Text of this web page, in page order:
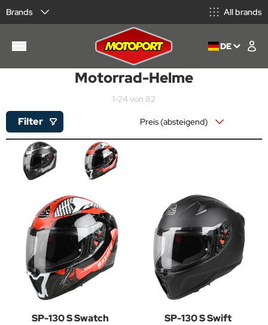
Brands All brands
DE
Motorrad-Helme
1-24 von 82
Filter
SP-130 S Swatch SP-130 S Swift